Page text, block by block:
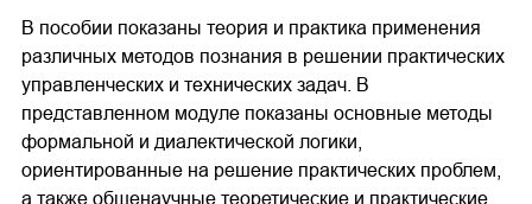
В пособии показаны теория и практика применения
различных методов познания в решении практических
управленческих и технических задач. В
представленном модуле показаны основные методы
формальной и диалектической логики,
ориентированные на решение практических проблем,
а также общенаучные теоретические и практические